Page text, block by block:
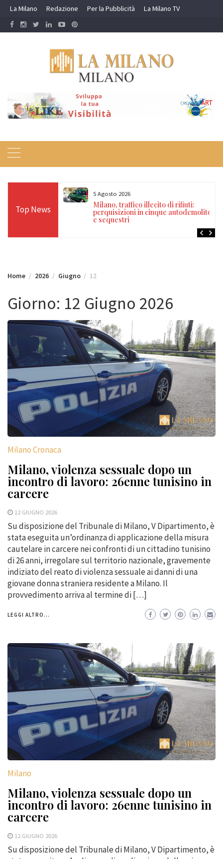
Skip
content
La Milano Redazione Per la Pubblicità La Milano TV
Top News
rifiuti:
autodemolitori
5 Agosto 2026
Milano, furto in un’edicola del centro:
due arrestati, sequestrato un
dispositivo jammer
Home 2026 Giugno 12
Giorno: 12 Giugno 2026
Milano Cronaca
Milano, violenza sessuale dopo un
incontro di lavoro: 26enne tunisino in
carcere
12 GIUGNO 2026
Su disposizione del Tribunale di Milano, V Dipartimento, è
stata eseguita un’ordinanza di applicazione della misura
cautelare in carcere nei confronti di un cittadino tunisino
di 26 anni, irregolare sul territorio nazionale, gravemente
indiziato del reato di violenza sessuale ai danni di una
giovane donna straniera residente a Milano. Il
provvedimento arriva al termine di […]
LEGGI ALTRO...
Milano
Milano, violenza sessuale dopo un
incontro di lavoro: 26enne tunisino in
carcere
12 GIUGNO 2026
Su disposizione del Tribunale di Milano, V Dipartimento, è